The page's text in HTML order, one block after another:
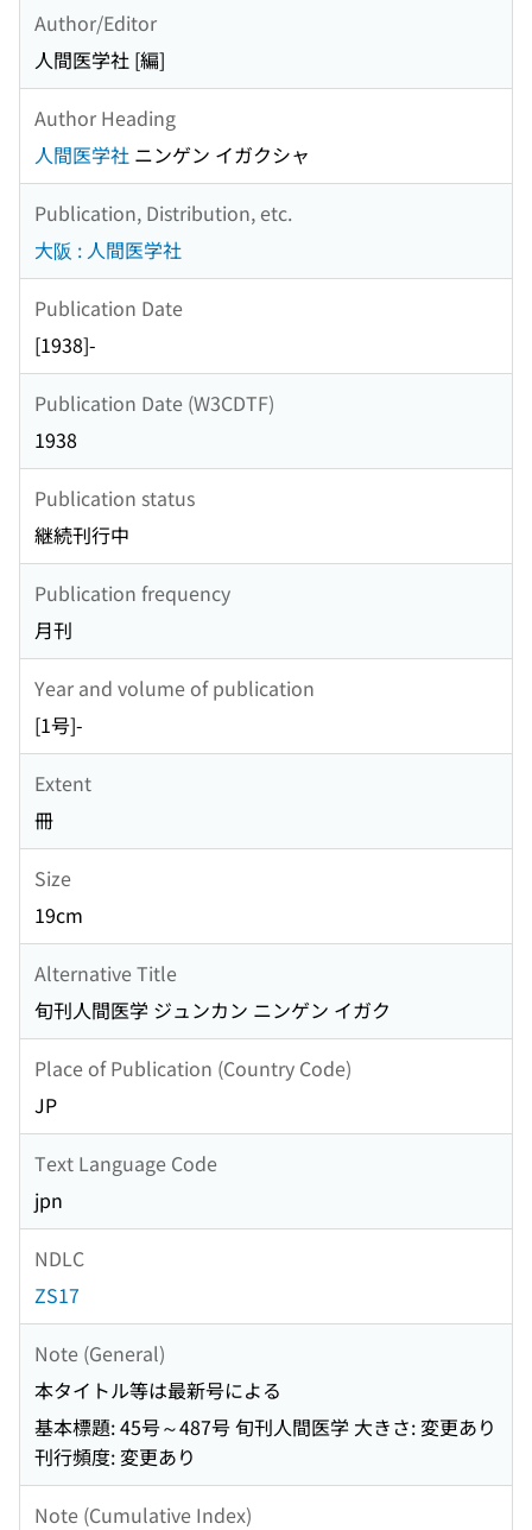
Author/Editor
人間医学社 [編]
Author Heading
人間医学社 ニンゲン イガクシャ
Publication, Distribution, etc.
大阪 : 人間医学社
Publication Date
[1938]-
Publication Date (W3CDTF)
1938
Publication status
継続刊行中
Publication frequency
月刊
Year and volume of publication
[1号]-
Extent
冊
Size
19cm
Alternative Title
旬刊人間医学 ジュンカン ニンゲン イガク
Place of Publication (Country Code)
JP
Text Language Code
jpn
NDLC
ZS17
Note (General)
本タイトル等は最新号による
基本標題: 45号～487号 旬刊人間医学 大きさ: 変更あり
刊行頻度: 変更あり
Note (Cumulative Index)